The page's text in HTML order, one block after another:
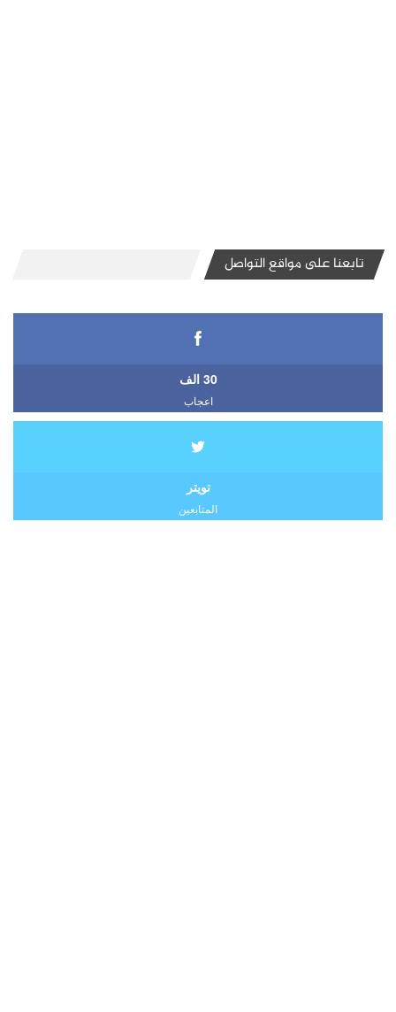
تابعنا على مواقع التواصل
30 الف
اعجاب
تويتر
المتابعين